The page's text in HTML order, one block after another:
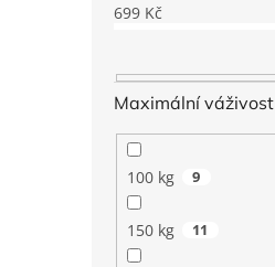
699 Kč
Maximální váživost
100 kg 9
150 kg 11